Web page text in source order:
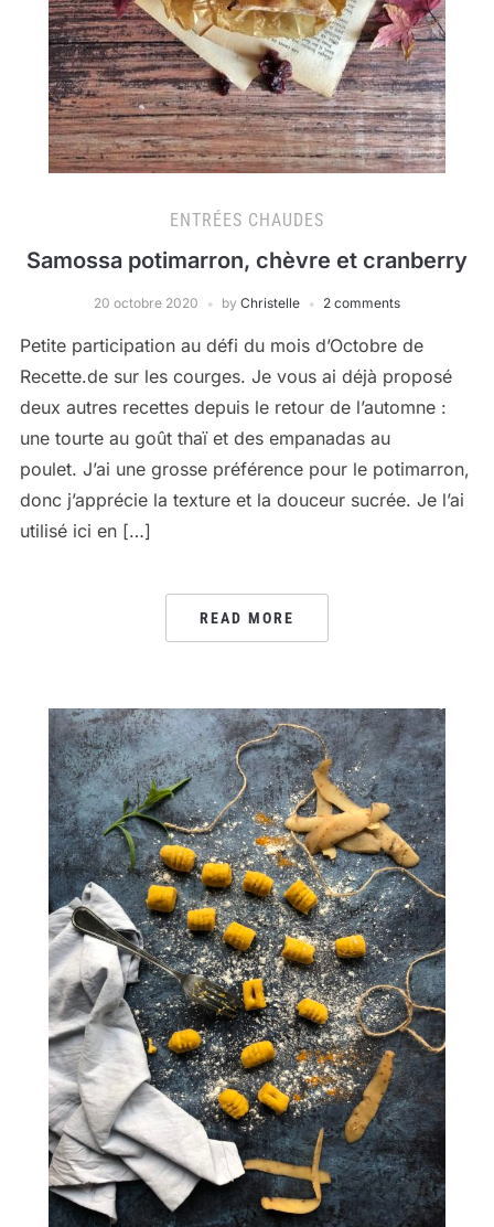
ENTRÉES CHAUDES
Samossa potimarron, chèvre et cranberry
20 octobre 2020 by Christelle 2 comments
Petite participation au défi du mois d’Octobre de
Recette.de sur les courges. Je vous ai déjà proposé
deux autres recettes depuis le retour de l’automne :
une tourte au goût thaï et des empanadas au
poulet. J’ai une grosse préférence pour le potimarron,
donc j’apprécie la texture et la douceur sucrée. Je l’ai
utilisé ici en […]
READ MORE